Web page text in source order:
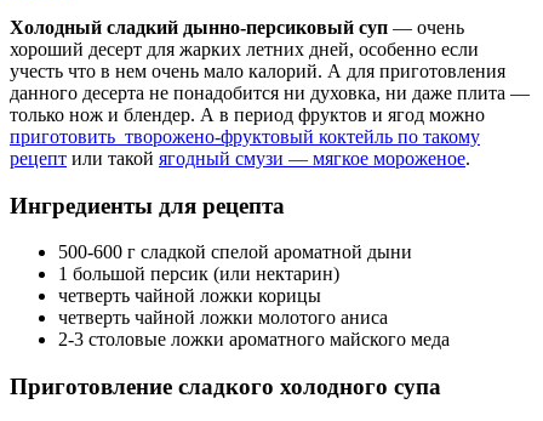
Холодный сладкий дынно-персиковый суп — очень
хороший десерт для жарких летних дней, особенно если
учесть что в нем очень мало калорий. А для приготовления
данного десерта не понадобится ни духовка, ни даже плита —
только нож и блендер. А в период фруктов и ягод можно
приготовить творожено-фруктовый коктейль по такому
рецепт или такой ягодный смузи — мягкое мороженое.
Ингредиенты для рецепта
500-600 г сладкой спелой ароматной дыни
1 большой персик (или нектарин)
четверть чайной ложки корицы
четверть чайной ложки молотого аниса
2-3 столовые ложки ароматного майского меда
Приготовление сладкого холодного супа